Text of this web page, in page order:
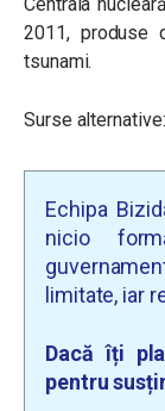
2011, produse
tsunami.
Surse alternative:
Echipa
nicio
limitate, iar
Dacă îți
pentru